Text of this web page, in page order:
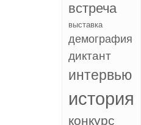
встреча
выставка
демография
диктант
интервью
история
конкурс